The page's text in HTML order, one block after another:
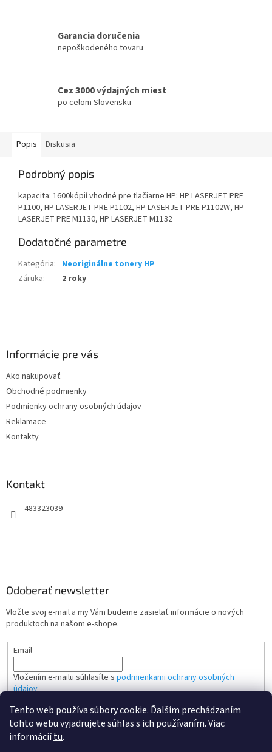
Tento web používa súbory cookie. Ďalším prechádzaním
tohto webu vyjadrujete súhlas s ich používaním. Viac
informáciítu.
Garancia doručenia
nepoškodeného tovaru
Cez 3000 výdajných miest
po celom Slovensku
Popis Diskusia
Podrobný popis
kapacita: 1600kópií vhodné pre tlačiarne HP: HP LASERJET PRE
P1100, HP LASERJET PRE P1102, HP LASERJET PRE P1102W, HP
LASERJET PRE M1130, HP LASERJET M1132
Dodatočné parametre
Kategória: Neoriginálne tonery HP
Záruka: 2 roky
Informácie pre vás
Ako nakupovať
Obchodné podmienky
Podmienky ochrany osobných údajov
Reklamace
Kontakty
Kontakt
483323039
Odoberať newsletter
Vložte svoj e-mail a my Vám budeme zasielať informácie o nových
produktoch na našom e-shope.
Email
Vložením e-mailu súhlasíte s podmienkami ochrany osobných
údajov
PRIHLÁSIŤ SA